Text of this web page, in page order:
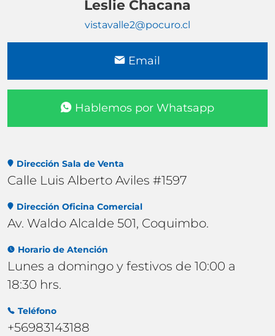
Dirección Sala de Venta
Calle Luis Alberto Aviles #1597
Dirección Oficina Comercial
Av. Waldo Alcalde 501, Coquimbo.
Horario de Atención
Lunes a domingo y festivos de 10:00 a
18:30 hrs.
Teléfono
+56983143188
Leslie Chacana
vistavalle2@pocuro.cl
Email
Hablemos por Whatsapp